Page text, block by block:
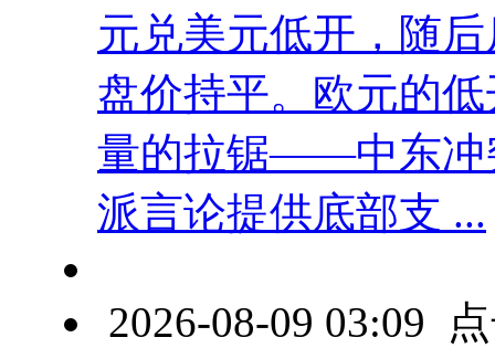
元兑美元低开，随
盘价持平。欧元的
量的拉锯——中东冲
派言论提供底部支 ...
2026-08-09 03:09